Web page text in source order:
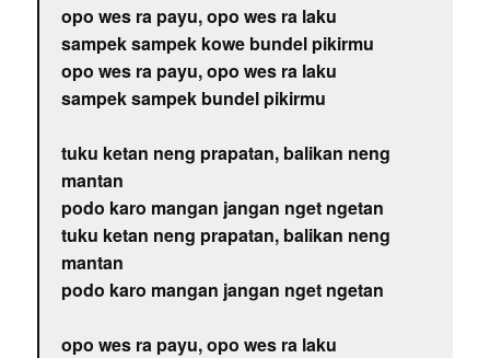
opo wes ra payu, opo wes ra laku
sampek sampek kowe bundel pikirmu
opo wes ra payu, opo wes ra laku
sampek sampek bundel pikirmu
tuku ketan neng prapatan, balikan neng
mantan
podo karo mangan jangan nget ngetan
tuku ketan neng prapatan, balikan neng
mantan
podo karo mangan jangan nget ngetan
opo wes ra payu, opo wes ra laku